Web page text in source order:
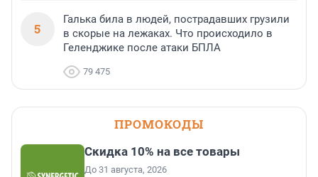
5
Галька била в людей, пострадавших грузили
в скорые на лежаках. Что происходило в
Геленджике после атаки БПЛА
79 475
ПРОМОКОДЫ
Скидка 10% на все товары
До 31 августа, 2026